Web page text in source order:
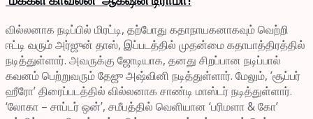
வில்லனாக நடிப்பில் மிரட்டி, தற்போது கதாநாயகனாகவும் வெற்றி
ஈட்டி வரும் அர்ஜுன் தாஸ், இப்படத்தில் முதன்மை கதாபாத்திரத்தில்
நடித்துள்ளார். அவருக்கு ஜோடியாக, தனது சிறப்பான நடிப்பால்
கவனம் பெற்றுவரும் தேஜு அஷ்வினி நடித்துள்ளார். மேலும், ’சூப்பர்
ஹீரோ’ திரைப்படத்தில் வில்லனாக சாண்டி மாஸ்டர் நடித்துள்ளார்.
‘லோகா – சாப்டர் ஒன்’, சமீபத்தில் வெளியான ‘பரிமளா & கோ’